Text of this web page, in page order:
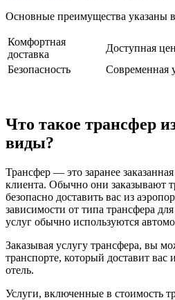
Основные преимущества указаны
Комфортная
доставка
Доступная
Безопасность
Современная
Что такое трансфер
виды?
Трансфер — это заранее
клиента. Обычно они заказывают
безопасно доставить вас из
зависимости от типа трансфера
услуг обычно используются
Заказывая услугу трансфера, вы
транспорте, который доставит вас
отель.
Услуги, включенные в стоимость